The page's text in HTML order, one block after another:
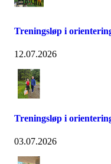
Treningsløp i
12.07.2026
Treningsløp i
03.07.2026